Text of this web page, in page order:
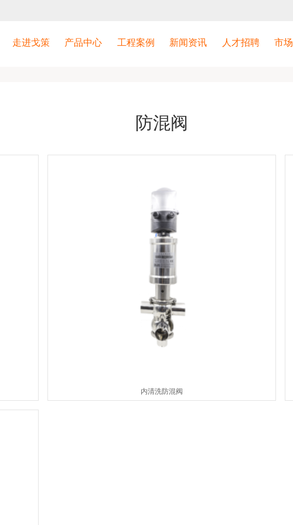
走进戈策 产品中心 工程案例 新闻资讯 人才招聘 市
防混阀
内清洗防混阀